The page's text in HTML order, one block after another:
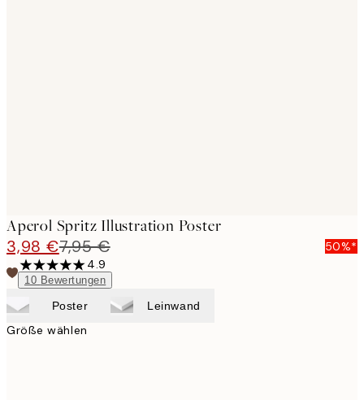
Aperol Spritz Illustration Poster
3,98 €7,95 €
50%*
4.9
10 Bewertungen
Poster Leinwand
Größe wählen